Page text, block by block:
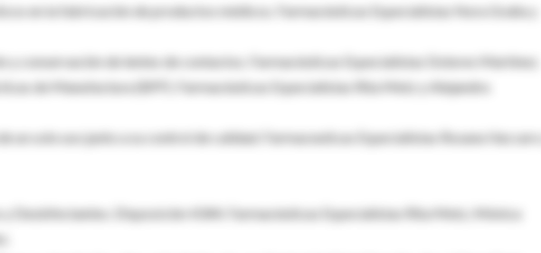
en la fabricación de productos médicos. Farmacéuticas Especialistas Nora Graña y
y conservación de lentes de contactos. Farmacéuticas Especialistas Dolores Martínez.
de Manufactura (BPF). Farmacéuticas Especialistas Rita Metz y Alejandra
un solo uso junto a su control de calidad. Farmaceuticas Especialistas Rosana
y Desinfectantes. Disposición 4344. Farmacéuticas Especialistas Rita Metz, Mónica